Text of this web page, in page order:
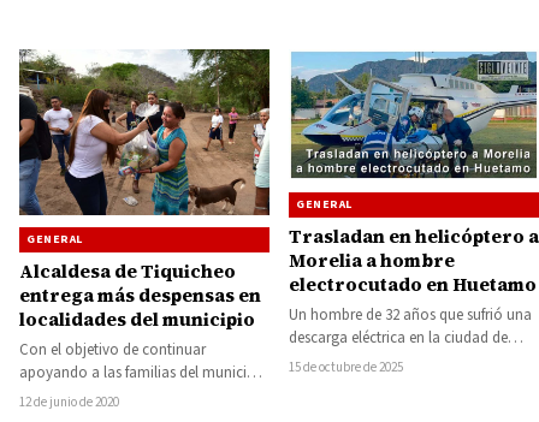
GENERAL
Alcaldesa de Tiquicheo
entrega más despensas en
localidades del municipio
Con el objetivo de continuar
apoyando a las familias del municipio
de Tiquicheo en esta contingencia de
12 de junio de 2020
GENERAL
Trasladan en helicóptero a
Morelia a hombre
electrocutado en Huetamo
Un hombre de 32 años que sufrió una
descarga eléctrica en la ciudad de
Huetamo fue trasladado la…
15 de octubre de 2025